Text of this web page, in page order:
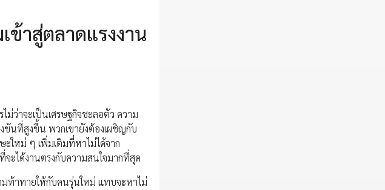
ข้าสู่ตลาดแรงงาน
ว่าจะเป็นเศรษฐกิจชะลอตัว ความ
ขันที่สูงขึ้น พวกเขายังต้องเผชิญกับ
ใหม่ ๆ เพิ่มเติมที่หาไม่ได้จาก
จะได้งานตรงกับความสนใจมากที่สุด
มท้าทายให้กับคนรุ่นใหม่ แทบจะหาไม่